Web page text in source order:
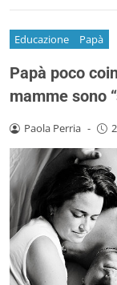
Educazione Papà
Papà poco
mamme sono
Paola Perria -